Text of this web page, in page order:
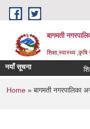
Skip to main content
बागमती
शिक्षा,स्वास्थ्य ,कृषि
नयाँ सूचना
You are
Home » बागमती नगरपालिका